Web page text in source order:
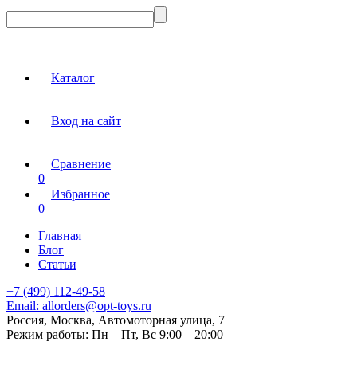
Каталог
Вход на сайт
Сравнение
0
Избранное
0
Главная
Блог
Статьи
+7 (499) 112-49-58
Email: allorders@opt-toys.ru
Россия, Москва, Автомоторная улица, 7
Режим работы: Пн—Пт, Вс 9:00—20:00